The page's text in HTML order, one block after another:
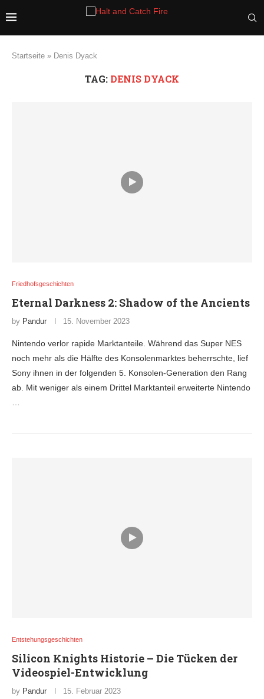
Startseite » Denis Dyack
TAG: DENIS DYACK
Friedhofsgeschichten
Eternal Darkness 2: Shadow of the Ancients
by Pandur 15. November 2023
Nintendo verlor rapide Marktanteile. Während das Super NES
noch mehr als die Hälfte des Konsolenmarktes beherrschte, lief
Sony ihnen in der folgenden 5. Konsolen-Generation den Rang
ab. Mit weniger als einem Drittel Marktanteil erweiterte Nintendo
Entstehungsgeschichten
Silicon Knights Historie – Die Tücken der
Videospiel-Entwicklung
by Pandur 15. Februar 2023